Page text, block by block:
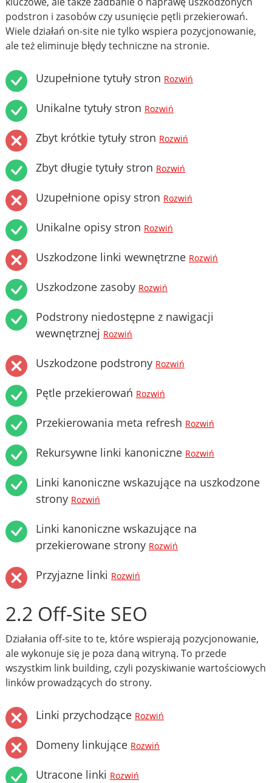
podstron i zasobów czy usunięcie pętli przekierowań.
Wiele działań on-site nie tylko wspiera pozycjonowanie,
ale też eliminuje błędy techniczne na stronie.
Uzupełnione tytuły stron Rozwiń
Unikalne tytuły stron Rozwiń
Zbyt krótkie tytuły stron Rozwiń
Zbyt długie tytuły stron Rozwiń
Uzupełnione opisy stron Rozwiń
Unikalne opisy stron Rozwiń
Uszkodzone linki wewnętrzne Rozwiń
Uszkodzone zasoby Rozwiń
Podstrony niedostępne z nawigacji
wewnętrznej Rozwiń
Uszkodzone podstrony Rozwiń
Pętle przekierowań Rozwiń
Przekierowania meta refresh Rozwiń
Rekursywne linki kanoniczne Rozwiń
Linki kanoniczne wskazujące na uszkodzone
strony Rozwiń
Linki kanoniczne wskazujące na
przekierowane strony Rozwiń
Przyjazne linki Rozwiń
2.2 Off-Site SEO
Działania off-site to te, które wspierają pozycjonowanie,
ale wykonuje się je poza daną witryną. To przede
wszystkim link building, czyli pozyskiwanie wartościowych
linków prowadzących do strony.
Linki przychodzące Rozwiń
Domeny linkujące Rozwiń
Utracone linki Rozwiń